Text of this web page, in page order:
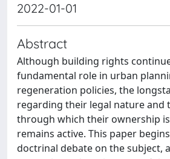
2022-01-01
Abstract
Although building rights
fundamental role in urban
regeneration policies, the
regarding their legal nature and
through which their ownership
remains active. This paper
doctrinal debate on the subject,